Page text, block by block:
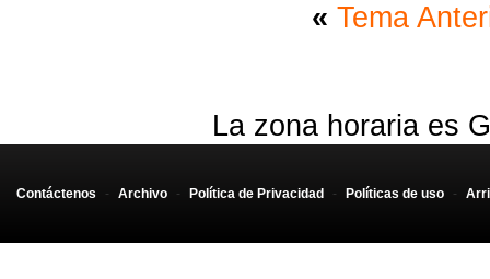
« Tema
La zona horaria es
Contáctenos - Archivo - Política de Privacidad - Políticas de uso -